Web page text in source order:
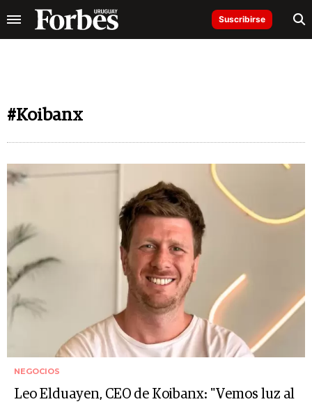
Suscribirse
#Koibanx
NEGOCIOS
Leo Elduayen, CEO de Koibanx: "Vemos luz al